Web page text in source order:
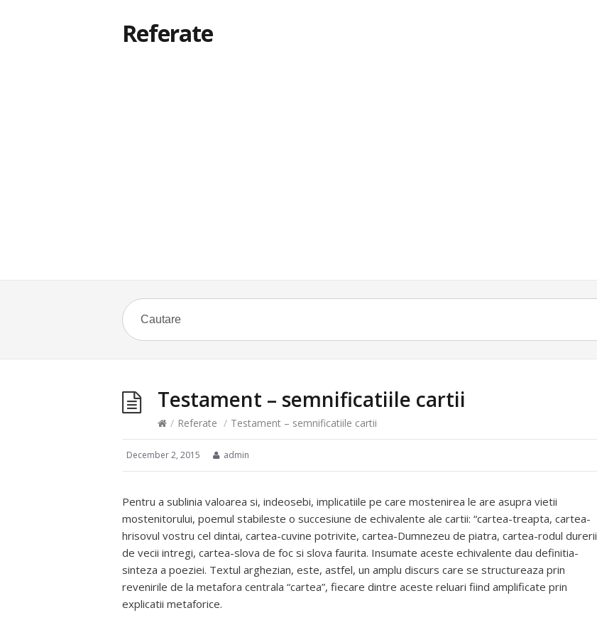
Referate
Testament – semnificatiile cartii
/ Referate / Testament – semnificatiile cartii
December 2, 2015 admin
Pentru a sublinia valoarea si, indeosebi, implicatiile pe care mostenirea le are asupra vietii
mostenitorului, poemul stabileste o succesiune de echivalente ale cartii: “cartea-treapta, cartea-
hrisovul vostru cel dintai, cartea-cuvine potrivite, cartea-Dumnezeu de piatra, cartea-rodul durerii
de vecii intregi, cartea-slova de foc si slova faurita. Insumate aceste echivalente dau definitia-
sinteza a poeziei. Textul arghezian, este, astfel, un amplu discurs care se structureaza prin
revenirile de la metafora centrala “cartea”, fiecare dintre aceste reluari fiind amplificate prin
explicatii metaforice.